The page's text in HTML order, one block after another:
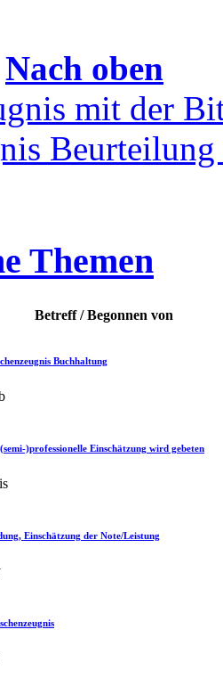
Nach oben
mit der
Beurteilung
Themen
Betreff / Begonnen von
Buchhaltung
)professionelle Einschätzung wird gebeten
Einschätzung der Note/Leistung